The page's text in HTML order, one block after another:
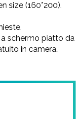
size (160*200).
schermo piatto da
in camera.